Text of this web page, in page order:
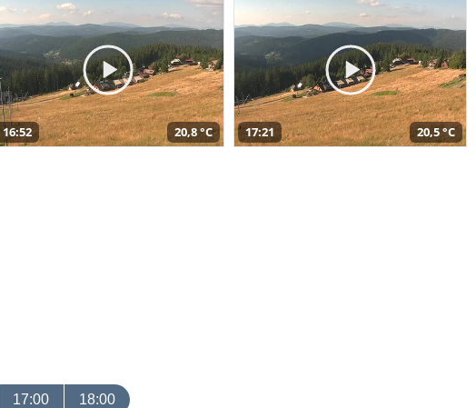
16:52 20,8 °C 17:21 20,5 °C
17:00 18:00